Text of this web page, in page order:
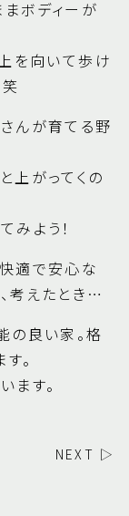
ボディーが
を向いて歩け
んが育てる野
上がってくの
みよう！
適で安心な
考えたとき…
の良い家。格
。
ます。
NEXT ▷